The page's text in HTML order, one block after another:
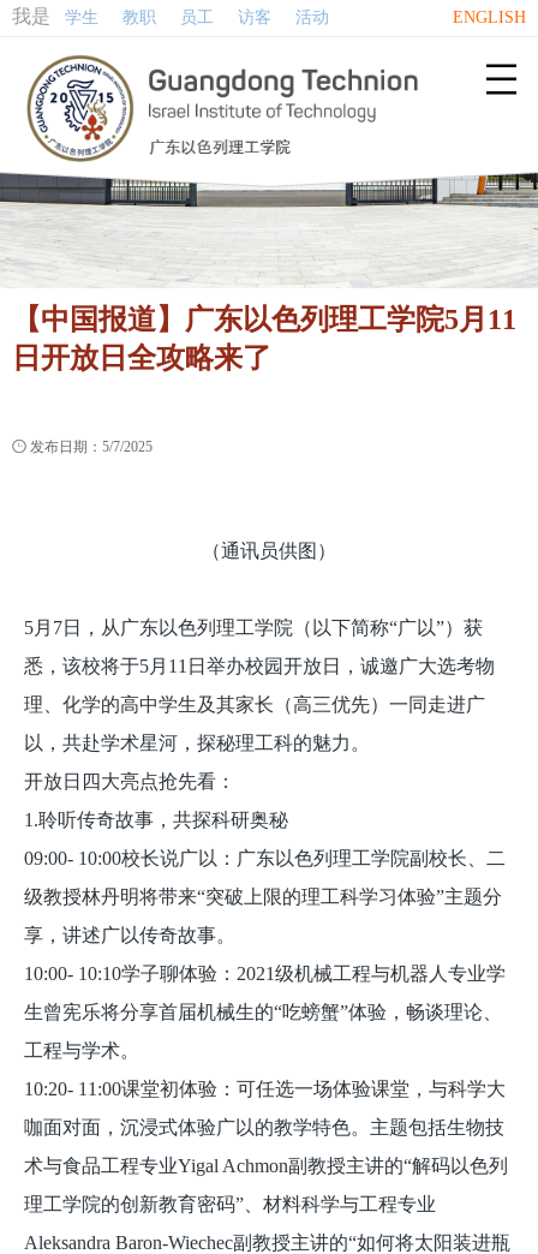
我是 学生 教职 员工 访客 活动 ENGLISH

【中国报道】广东以色列理工学院5月11
日开放日全攻略来了
 发布日期：5/7/2025
（通讯员供图）
5月7日，从广东以色列理工学院（以下简称“广以”）获
悉，该校将于5月11日举办校园开放日，诚邀广大选考物
理、化学的高中学生及其家长（高三优先）一同走进广
以，共赴学术星河，探秘理工科的魅力。
开放日四大亮点抢先看：
1.聆听传奇故事，共探科研奥秘
09:00- 10:00校长说广以：广东以色列理工学院副校长、二
级教授林丹明将带来“突破上限的理工科学习体验”主题分
享，讲述广以传奇故事。
10:00- 10:10学子聊体验：2021级机械工程与机器人专业学
生曾宪乐将分享首届机械生的“吃螃蟹”体验，畅谈理论、
工程与学术。
10:20- 11:00课堂初体验：可任选一场体验课堂，与科学大
咖面对面，沉浸式体验广以的教学特色。主题包括生物技
术与食品工程专业Yigal Achmon副教授主讲的“解码以色列
理工学院的创新教育密码”、材料科学与工程专业
Aleksandra Baron-Wiechec副教授主讲的“如何将太阳装进瓶